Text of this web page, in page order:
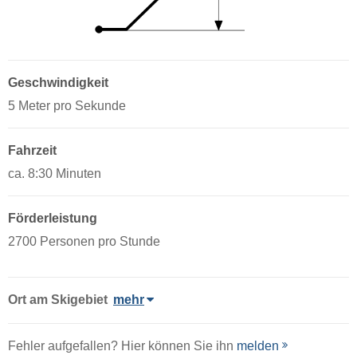
Geschwindigkeit
5 Meter pro Sekunde
Fahrzeit
ca. 8:30 Minuten
Förderleistung
2700 Personen pro Stunde
Ort am Skigebiet mehr
Fehler aufgefallen? Hier können Sie ihn melden